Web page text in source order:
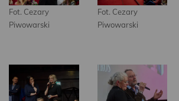
Fot. Cezary
Piwowarski
Fot. Cezary
Piwowarski